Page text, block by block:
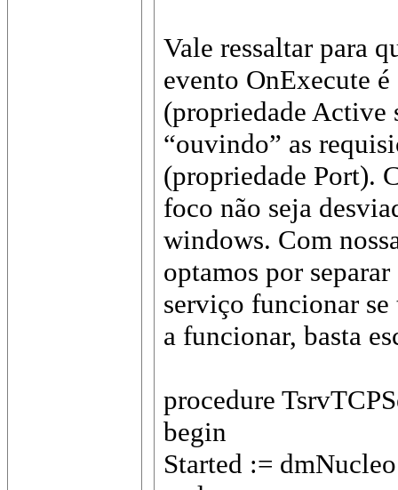
Vale ressaltar para
evento OnExecute
(propriedade Active
“ouvindo” as
(propriedade Port).
foco não seja
windows. Com
optamos por
serviço funcionar se
a funcionar, basta
procedure
begin
Started :=